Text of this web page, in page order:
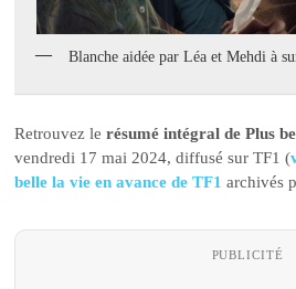
Blanche aidée par Léa et Mehdi à
Retrouvez lerésumé intégral de Plus
vendredi 17 mai 2024, diffusé sur TF1 (
belle la vie en avance de TF1archivés
PUBLICITÉ